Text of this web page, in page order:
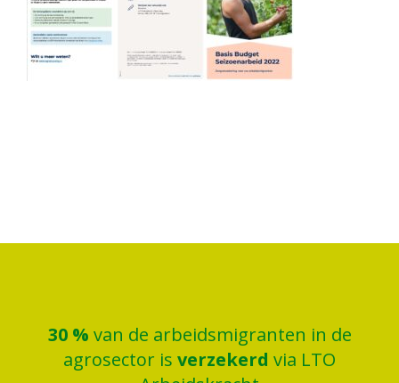
30 % van de arbeidsmigranten in de
agrosector is verzekerd via LTO